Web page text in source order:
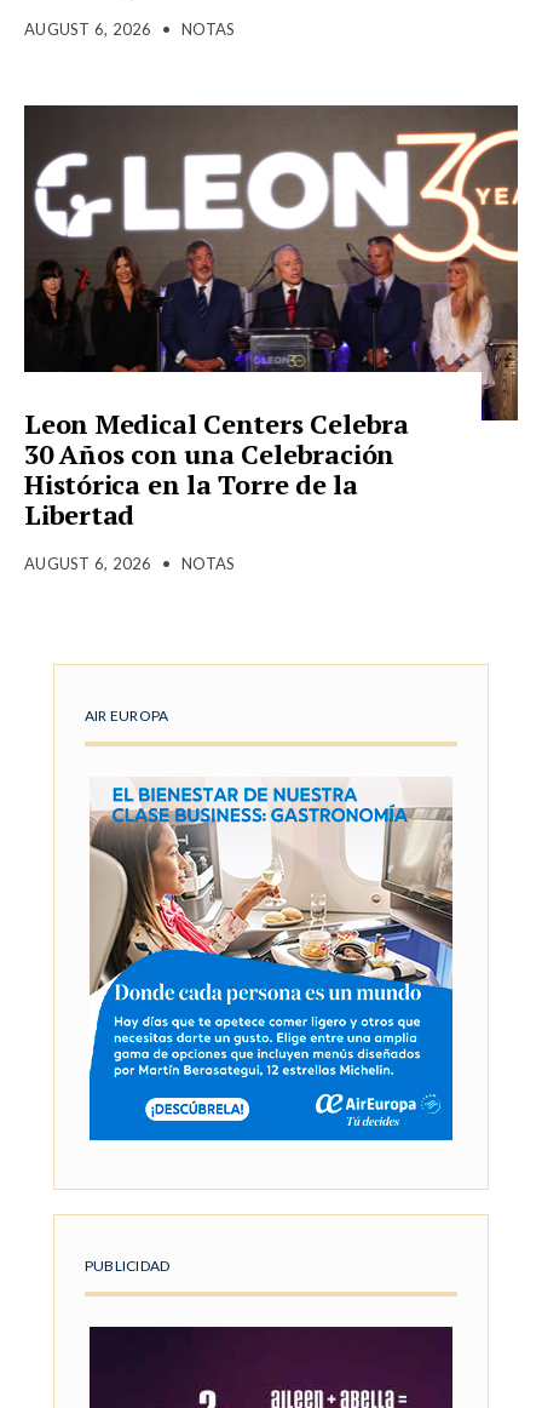
AUGUST 6, 2026 • NOTAS
Leon Medical Centers Celebra
30 Años con una Celebración
Histórica en la Torre de la
Libertad
AUGUST 6, 2026 • NOTAS
AIR EUROPA
PUBLICIDAD